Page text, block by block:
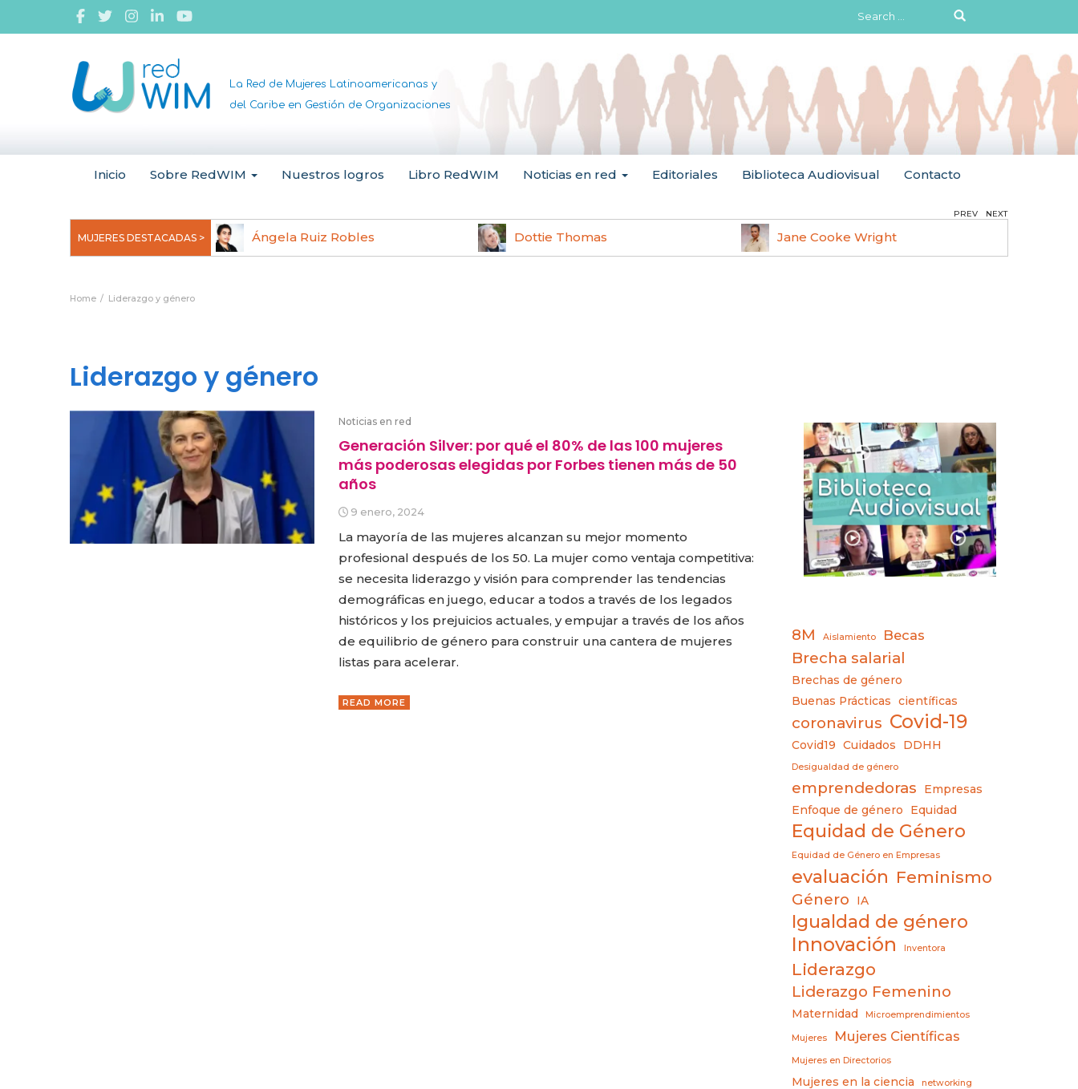
Search
for:
La Red de Mujeres Latinoamericanas y
del Caribe en Gestión de Organizaciones
Inicio Sobre RedWIM Nuestros logros Libro RedWIM Noticias en red Editoriales Biblioteca Audiovisual Contacto
MUJERES DESTACADAS >
Uchegbu, pionera en
Ángela Ruiz Robles Dottie Thomas Jane Cooke Wright
PREV NEXT
Home Liderazgo y género
Liderazgo y género
Noticias en red
Generación Silver: por qué el 80% de las 100 mujeres
más poderosas elegidas por Forbes tienen más de 50
años
9 enero, 2024
La mayoría de las mujeres alcanzan su mejor momento
profesional después de los 50. La mujer como ventaja competitiva:
se necesita liderazgo y visión para comprender las tendencias
demográficas en juego, educar a todos a través de los legados
históricos y los prejuicios actuales, y empujar a través de los años
de equilibrio de género para construir una cantera de mujeres
listas para acelerar.
READ MORE
8M Aislamiento Becas
Brecha salarial
Brechas de género
Buenas Prácticas
científicas
coronavirus Covid-19
Covid19 Cuidados DDHH
Desigualdad de género
emprendedoras
Empresas
Enfoque de género
Equidad
Equidad de Género
Equidad de Género en Empresas
evaluación Feminismo
Género IA
Igualdad de género
Innovación Inventora
Liderazgo
Liderazgo Femenino
Maternidad Microemprendimientos
Mujeres Mujeres Científicas
Mujeres en Directorios
Mujeres en la ciencia networking